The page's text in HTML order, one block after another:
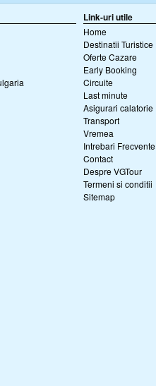
Link-uri utile
Home
Destinatii Turistice
Oferte Cazare
Early Booking
Circuite
Last minute
Asigurari calatorie
Transport
Vremea
Intrebari Frecvente
Contact
Despre VGTour
Termeni si conditii
Sitemap